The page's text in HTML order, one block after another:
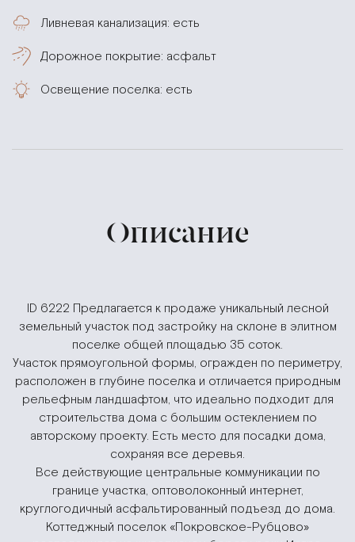
Ливневая канализация: есть
Дорожное покрытие: асфальт
Освещение поселка: есть
Описание
ID 6222 Предлагается к продаже уникальный лесной
земельный участок под застройку на склоне в элитном
поселке общей площадью 35 соток.
Участок прямоугольной формы, огражден по периметру,
расположен в глубине поселка и отличается природным
рельефным ландшафтом, что идеально подходит для
строительства дома с большим остеклением по
авторскому проекту. Есть место для посадки дома,
сохраняя все деревья.
Все действующие центральные коммуникации по
границе участка, оптоволоконный интернет,
круглогодичный асфальтированный подъезд до дома.
Коттеджный поселок «Покровское-Рубцово»